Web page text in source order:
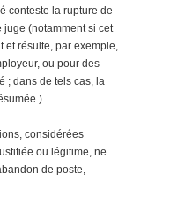
conteste la rupture de
juge (notamment si cet
et résulte, par exemple,
ou pour des
; dans de tels cas, la
considérées
ou légitime, ne
de poste,